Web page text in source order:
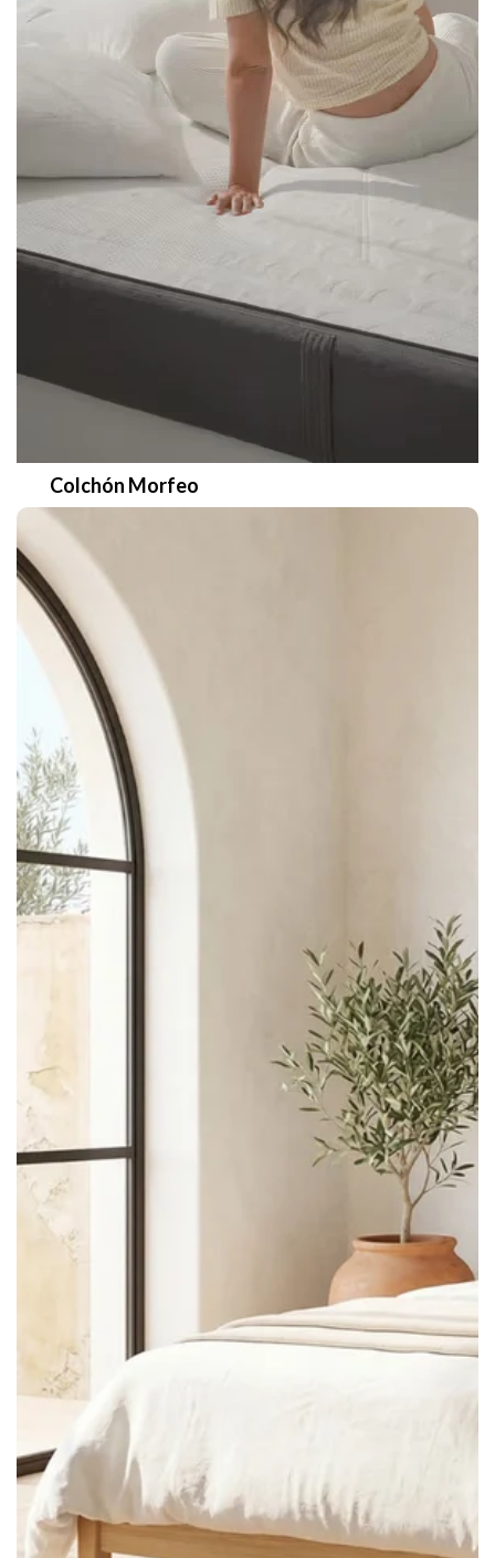
Colchón Morfeo